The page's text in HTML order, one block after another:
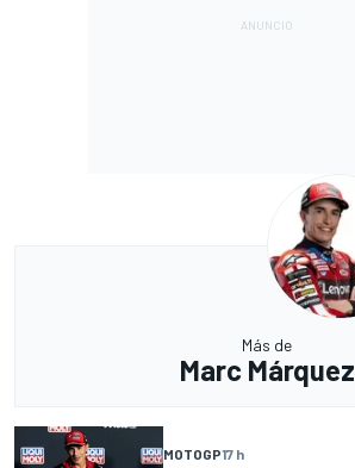
Más de
Marc Márquez
MOTOGP17 h